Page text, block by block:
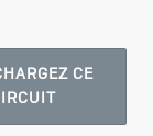
CE